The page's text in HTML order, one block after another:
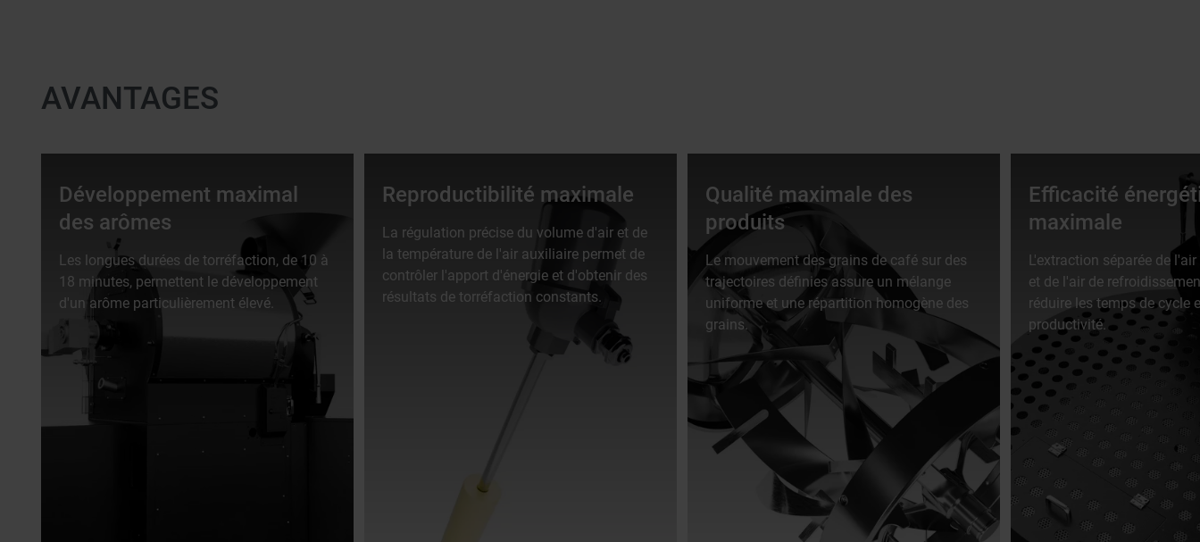
AVANTAGES
Développement maximal
des arômes
Les longues durées de torréfaction, de 10 à
18 minutes, permettent le développement
d'un arôme particulièrement élevé.
Reproductibilité maximale
La régulation précise du volume d'air et de
la température de l'air auxiliaire permet de
contrôler l'apport d'énergie et d'obtenir des
résultats de torréfaction constants.
Qualité maximale des
produits
Le mouvement des grains de café sur des
trajectoires définies assure un mélange
uniforme et une répartition homogène des
grains.
Efficacité
maximale
L'extraction séparée de
et de l'air de
réduire les temps de cycle
productivité.